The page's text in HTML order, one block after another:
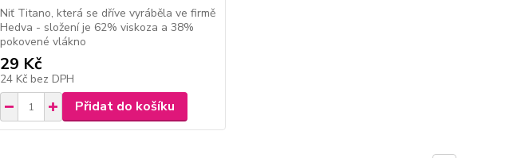
Niť Titano, která se dříve vyráběla ve firmě
Hedva - složení je 62% viskoza a 38%
pokovené vlákno
29 Kč
24 Kč bez DPH
Přidat do košíku